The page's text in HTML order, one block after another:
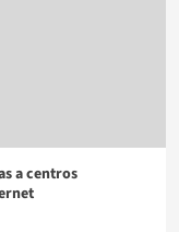
a centros